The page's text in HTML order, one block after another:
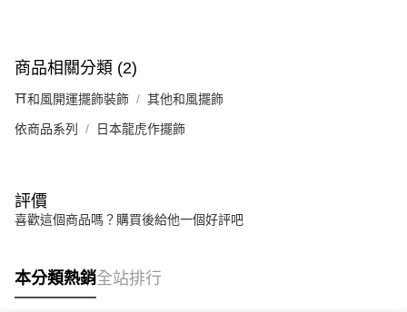
商品相關分類 (2)
⛩️和風開運擺飾裝飾 其他和風擺飾
依商品系列 日本龍虎作擺飾
評價
喜歡這個商品嗎？購買後給他一個好評吧
本分類熱銷全站排行